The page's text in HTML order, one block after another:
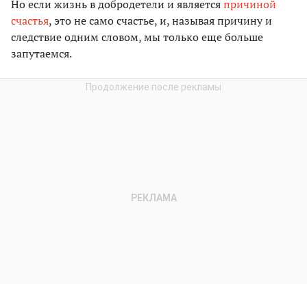
Но если жизнь в добродетели и являетсяпричиной
счастья, это не само счастье, и, называя причину и
следствие одним словом, мы только еще больше
запутаемся.